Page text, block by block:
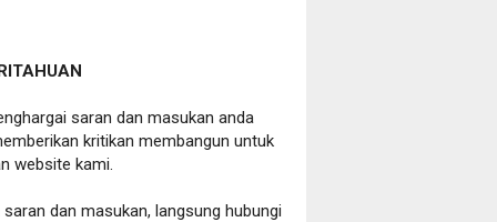
saran dan masukan anda
kritikan membangun untuk
website kami.
dan masukan, langsung hubungi